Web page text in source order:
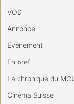
VOD
Annonce
Evénement
En bref
La chronique du
Cinéma Suisse